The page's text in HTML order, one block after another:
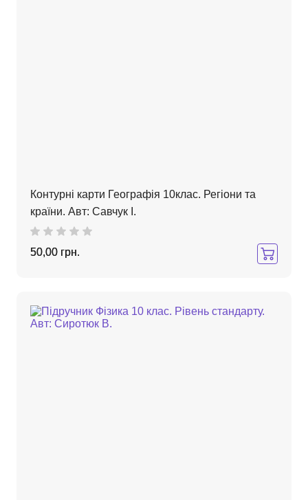
Контурні карти Географія 10клас. Регіони та
країни. Авт: Савчук І.
50,00 грн.